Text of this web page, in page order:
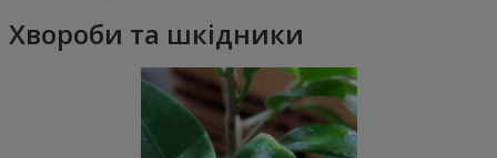
Хвороби та шкідники